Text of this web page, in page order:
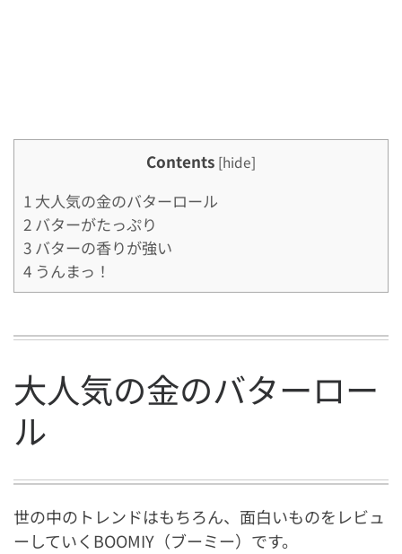
Contents [hide]
1 大人気の金のバターロール
2 バターがたっぷり
3 バターの香りが強い
4 うんまっ！
大人気の金のバターロー
ル
世の中のトレンドはもちろん、面白いものをレビュ
ーしていくBOOMIY（ブーミー）です。